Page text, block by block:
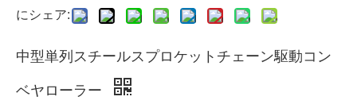
にシェア:
中型単列スチールスプロケットチェーン駆動コン
ベヤローラー